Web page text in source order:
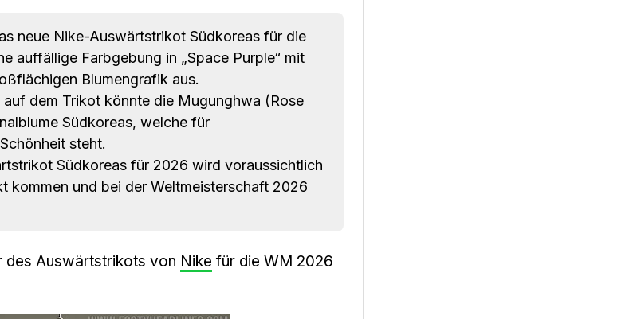
neue Nike-Auswärtstrikot Südkoreas für die
auffällige Farbgebung in „Space Purple“ mit
Blumengrafik aus.
auf dem Trikot könnte die Mugunghwa (Rose
Südkoreas, welche für
steht.
Südkoreas für 2026 wird voraussichtlich
kommen und bei der Weltmeisterschaft 2026
des Auswärtstrikots von Nike für die WM 2026